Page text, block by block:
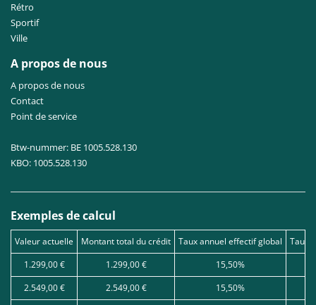
Rétro
Sportif
Ville
A propos de nous
A propos de nous
Contact
Point de service
Btw-nummer: BE 1005.528.130
KBO: 1005.528.130
Exemples de calcul
Valeur actuelle Montant total du crédit Taux annuel effectif global
Taux
1.299,00 €
1.299,00 €
15,50%
2.549,00 €
2.549,00 € 15,50%